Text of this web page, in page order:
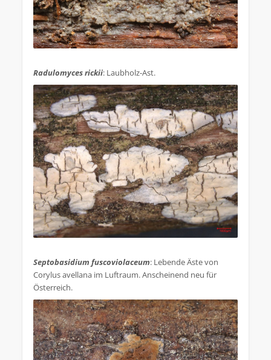
Radulomyces rickii: Laubholz-Ast.
Septobasidium fuscoviolaceum: Lebende Äste von
Corylus avellana im Luftraum. Anscheinend neu für
Österreich.